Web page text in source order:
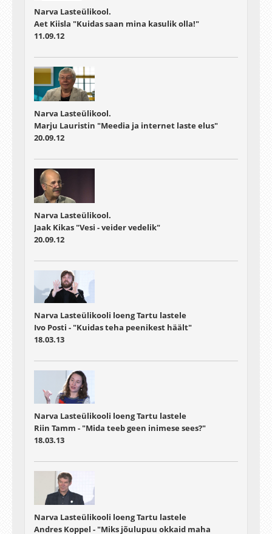
Narva Lasteülikool.
Aet Kiisla "Kuidas saan mina kasulik olla!"
11.09.12
Narva Lasteülikool.
Marju Lauristin "Meedia ja internet laste elus"
20.09.12
Narva Lasteülikool.
Jaak Kikas "Vesi - veider vedelik"
20.09.12
Narva Lasteülikooli loeng Tartu lastele
Ivo Posti - "Kuidas teha peenikest häält"
18.03.13
Narva Lasteülikooli loeng Tartu lastele
Riin Tamm - "Mida teeb geen inimese sees?"
18.03.13
Narva Lasteülikooli loeng Tartu lastele
Andres Koppel - "Miks jõulupuu okkaid maha